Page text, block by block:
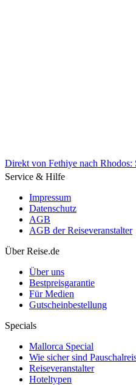
Direkt von Fethiye nach Rhodos:
Direkt von Fethiye nach Rhodos:
Service & Hilfe
Impressum
Datenschutz
AGB
AGB der Reiseveranstalter
Über Reise.de
Über uns
Bestpreisgarantie
Für Medien
Gutscheinbestellung
Specials
Mallorca Special
Wie sicher sind
Reiseveranstalter
Hoteltypen